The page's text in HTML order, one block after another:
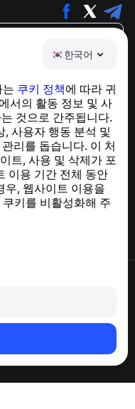
한국어
쿠키 정책에 따라 귀
서의 활동 정보 및 사
것으로 간주됩니다.
사용자 행동 분석 및
리를 돕습니다. 이 처
트, 사용 및 삭제가 포
이용 기간 전체 동안
우, 웹사이트 이용을
키를 비활성화해 주